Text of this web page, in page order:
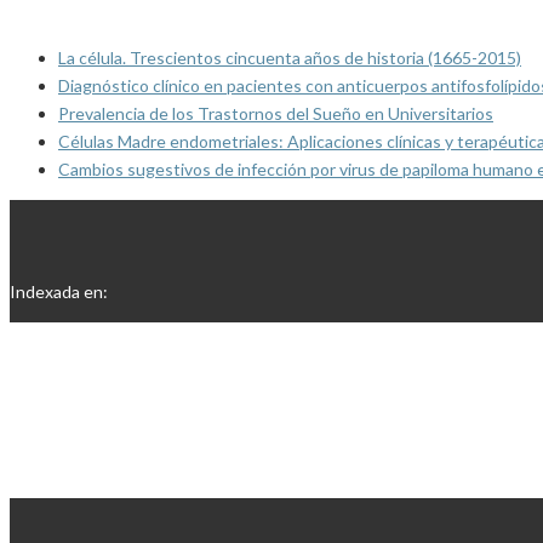
La célula. Trescientos cincuenta años de historia (1665-2015)
Diagnóstico clínico en pacientes con anticuerpos
Prevalencia de los Trastornos del Sueño en Universitarios
Células Madre endometriales: Aplicaciones clínicas y
Cambios sugestivos de infección por virus de papiloma
Indexada en: